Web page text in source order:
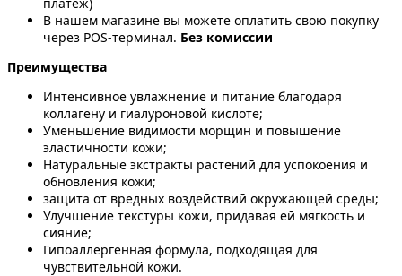
В нашем магазине вы можете оплатить свою покупку
через POS-терминал. Без комиссии
Преимущества
Интенсивное увлажнение и питание благодаря
коллагену и гиалуроновой кислоте;
Уменьшение видимости морщин и повышение
эластичности кожи;
Натуральные экстракты растений для успокоения и
обновления кожи;
защита от вредных воздействий окружающей среды;
Улучшение текстуры кожи, придавая ей мягкость и
сияние;
Гипоаллергенная формула, подходящая для
чувствительной кожи.